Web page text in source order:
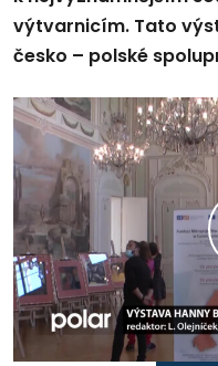
výtvarnicím. Tato
česko – polské